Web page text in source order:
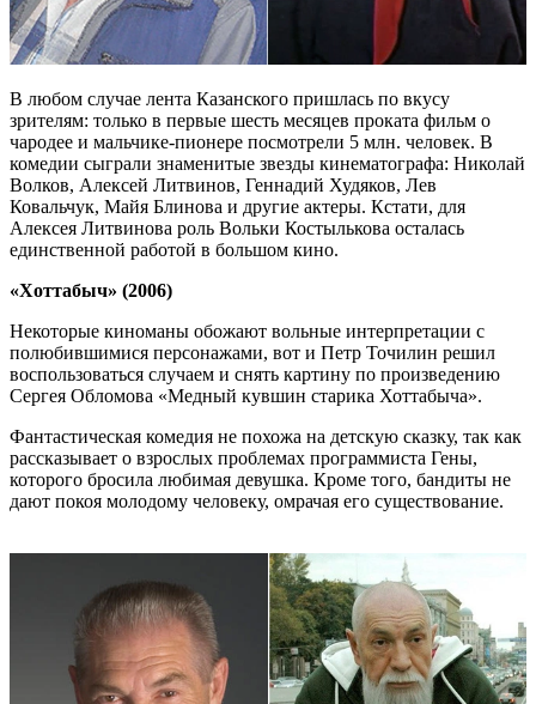
В любом случае лента Казанского пришлась по вкусу
зрителям: только в первые шесть месяцев проката фильм о
чародее и мальчике-пионере посмотрели 5 млн. человек. В
комедии сыграли знаменитые звезды кинематографа: Николай
Волков, Алексей Литвинов, Геннадий Худяков, Лев
Ковальчук, Майя Блинова и другие актеры. Кстати, для
Алексея Литвинова роль Вольки Костылькова осталась
единственной работой в большом кино.
«Хоттабыч» (2006)
Некоторые киноманы обожают вольные интерпретации с
полюбившимися персонажами, вот и Петр Точилин решил
воспользоваться случаем и снять картину по произведению
Сергея Обломова «Медный кувшин старика Хоттабыча».
Фантастическая комедия не похожа на детскую сказку, так как
рассказывает о взрослых проблемах программиста Гены,
которого бросила любимая девушка. Кроме того, бандиты не
дают покоя молодому человеку, омрачая его существование.